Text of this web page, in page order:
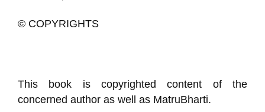
© COPYRIGHTS
This book is copyrighted content of the
concerned author as well as MatruBharti.